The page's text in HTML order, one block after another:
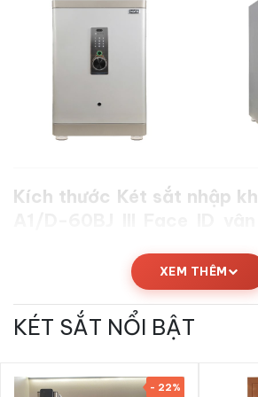
Kích thước Két sắt nhập
Thông số kích thước chi tiết củaKét
FDG-A1/D-60BJ III Face ID vân tay
công bố từ nhà sản xuất, đảm bảo
dễ dàng bố trí trong không gian gia
XEM THÊM
KÉT SẮT NỔI BẬT
- 22%